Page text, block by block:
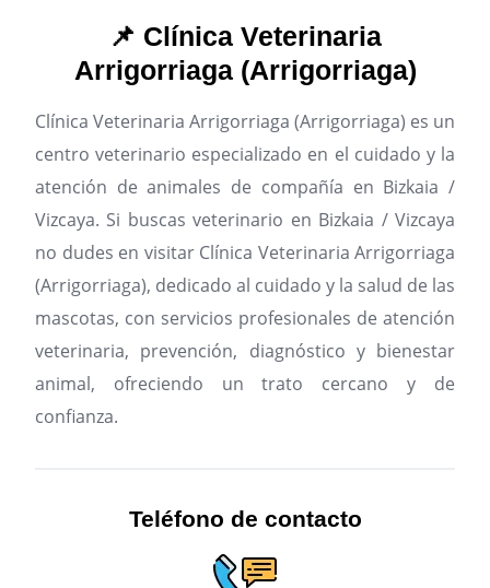
📌 Clínica Veterinaria
Arrigorriaga (Arrigorriaga)
Clínica Veterinaria Arrigorriaga (Arrigorriaga) es un
centro veterinario especializado en el cuidado y la
atención de animales de compañía en Bizkaia /
Vizcaya. Si buscas veterinario en Bizkaia / Vizcaya
no dudes en visitar Clínica Veterinaria Arrigorriaga
(Arrigorriaga), dedicado al cuidado y la salud de las
mascotas, con servicios profesionales de atención
veterinaria, prevención, diagnóstico y bienestar
animal, ofreciendo un trato cercano y de
confianza.
Teléfono de contacto